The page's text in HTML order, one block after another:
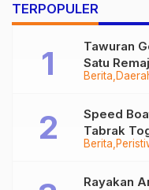
TERPOPULER
Berita
Tawuran
Satu
Ditangkap
Berita
Speed
Tabrak
Sempat
Rayakan